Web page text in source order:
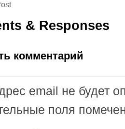
& Responses
комментарий
email не будет
поля